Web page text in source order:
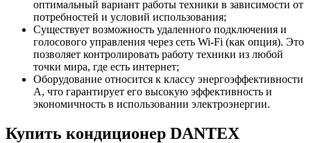
оптимальный вариант работы техники в зависимости от
потребностей и условий использования;
Существует возможность удаленного подключения и
голосового управления через сеть Wi-Fi (как опция). Это
позволяет контролировать работу техники из любой
точки мира, где есть интернет;
Оборудование относится к классу энергоэффективности
А, что гарантирует его высокую эффективность и
экономичность в использовании электроэнергии.
Купить кондиционер DANTEX